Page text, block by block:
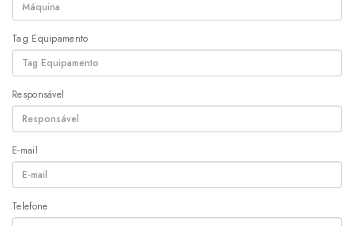
Tag Equipamento
Responsável
E-mail
Telefone